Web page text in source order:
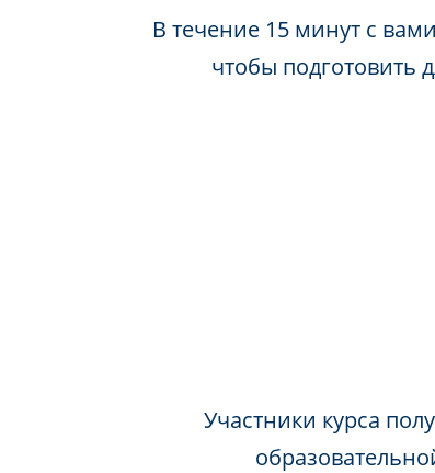
В течение 15 минут с
чтобы подготовить
Участники курса